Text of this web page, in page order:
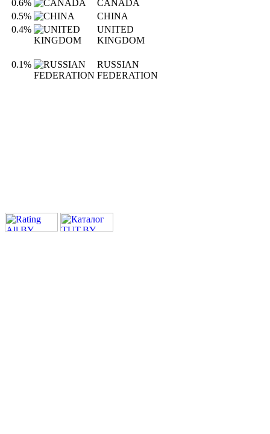
0.6%
CANADA
0.5%
CHINA
0.4%
UNITED
KINGDOM
0.1%
RUSSIAN
FEDERATION